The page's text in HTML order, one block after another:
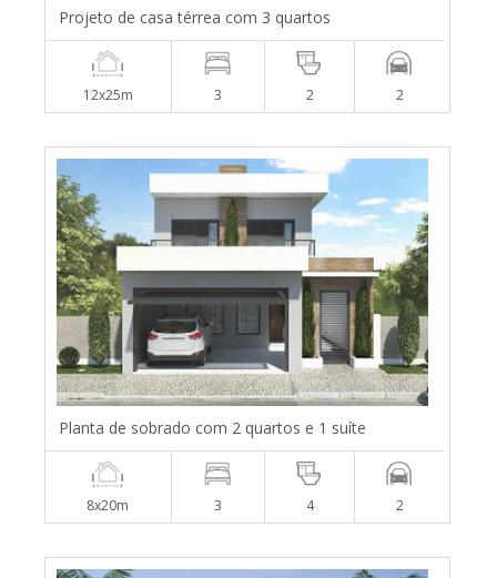
Projeto de casa térrea com 3 quartos
12x25m 3 2 2
Planta de sobrado com 2 quartos e 1 suíte
8x20m 3 4 2